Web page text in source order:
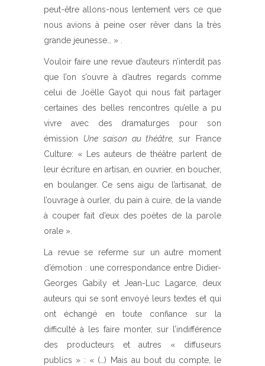
peut-être allons-nous lentement vers ce que
nous avions à peine oser rêver dans la très
grande jeunesse… » .
Vouloir faire une revue d’auteurs n’interdit pas
que l’on s’ouvre à d’autres regards comme
celui de Joëlle Gayot qui nous fait partager
certaines des belles rencontres qu’elle a pu
vivre avec des dramaturges pour son
émission Une saison au théâtre,sur France
Culture: « Les auteurs de théâtre parlent de
leur écriture en artisan, en ouvrier, en boucher,
en boulanger. Ce sens aigu de l’artisanat, de
l’ouvrage à ourler, du pain à cuire, de la viande
à couper fait d’eux des poètes de la parole
orale ».
La revue se referme sur un autre moment
d’émotion : une correspondance entre Didier-
Georges Gabily et Jean-Luc Lagarce, deux
auteurs qui se sont envoyé leurs textes et qui
ont échangé en toute confiance sur la
difficulté à les faire monter, sur l’indifférence
des producteurs et autres « diffuseurs
publics » : « (…) Mais au bout du compte, le